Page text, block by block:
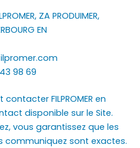
ZA PRODUIMER,
EN
98 69
FILPROMER en
disponible sur le Site.
vous garantissez que les
communiquez sont exactes.